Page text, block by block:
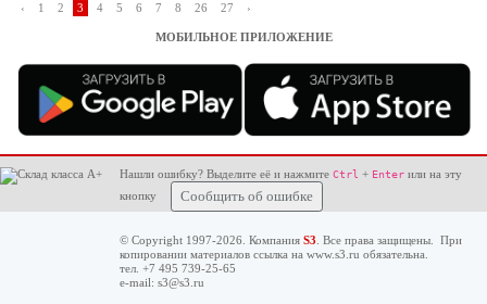
‹
1 2 3 4 5 6 7 8 26 27 ›
МОБИЛЬНОЕ ПРИЛОЖЕНИЕ
Нашли ошибку? Выделите её и нажмите Ctrl + Enter или на эту
кнопку
Сообщить об ошибке
© Copyright 1997-2026. Компания S3 . Все права защищены. При
копировании материалов ссылка на www.s3.ru обязательна.
тел. +7 495 739-25-65
e-mail: s3@s3.ru